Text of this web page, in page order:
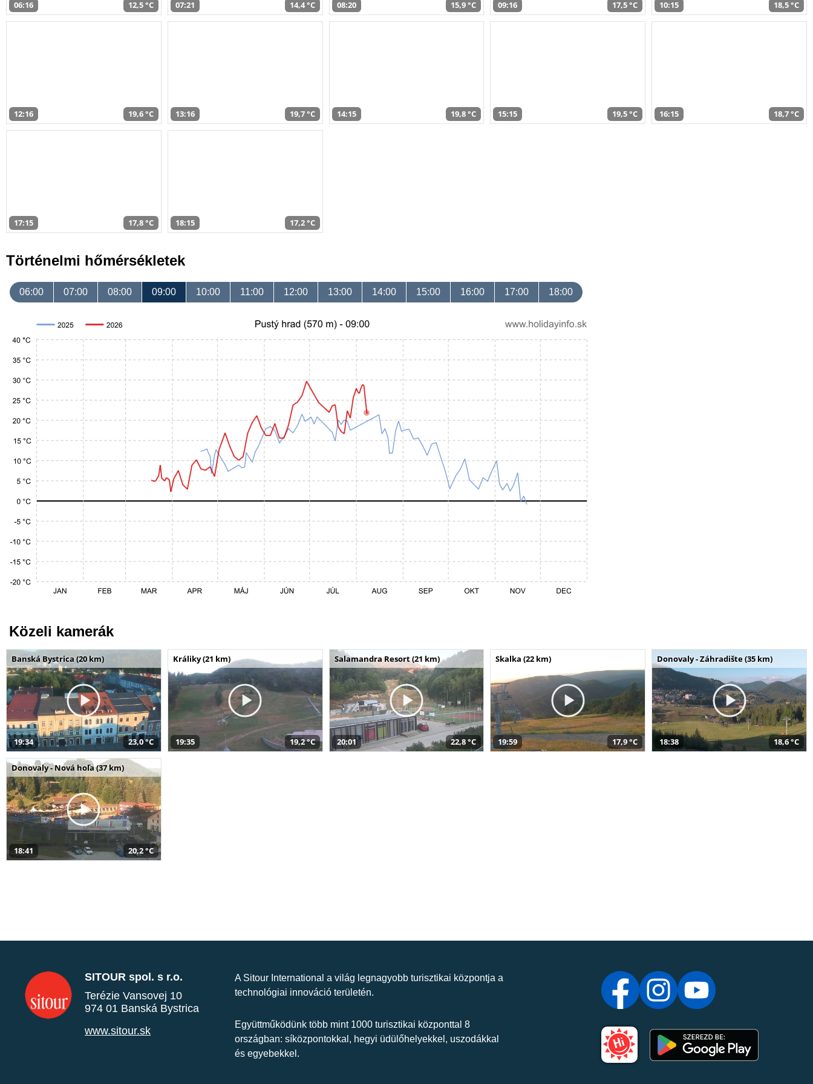
06:16 12,5 °C 07:21 14,4 °C 08:20 15,9 °C 09:16 17,5 °C 10:15 18,5 °C
12:16 19,6 °C 13:16 19,7 °C 14:15 19,8 °C 15:15 19,5 °C 16:15 18,7 °C
17:15 17,8 °C 18:15 17,2 °C
Történelmi hőmérsékletek
06:00 07:00 08:00 09:00 10:00 11:00 12:00 13:00 14:00 15:00 16:00 17:00 18:00
Közeli kamerák
Banská Bystrica (20 km)
19:34 23,0 °C
Králiky (21 km)
19:35 19,2 °C
Salamandra Resort (21 km)
20:01 22,8 °C
Skalka (22 km)
19:59 17,9 °C
Donovaly - Záhradište (35 km)
18:38 18,6 °C
Donovaly - Nová hoľa (37 km)
18:41 20,2 °C
SITOUR spol. s r.o.
Terézie Vansovej 10
974 01 Banská Bystrica
www.sitour.sk
A Sitour International a világ legnagyobb turisztikai központja a
technológiai innováció területén.
Együttműködünk több mint 1000 turisztikai központtal 8
országban: síközpontokkal, hegyi üdülőhelyekkel, uszodákkal
és egyebekkel.